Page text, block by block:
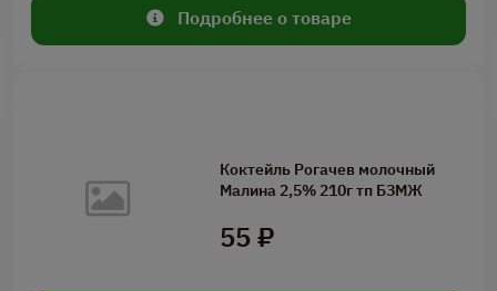
Подробнее о товаре
Коктейль Рогачев молочный
Малина 2,5% 210г тп БЗМЖ
55 ₽